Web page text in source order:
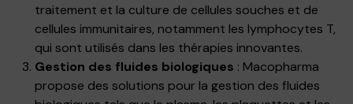
traitement et la culture de cellules souches et de
cellules immunitaires, notamment les lymphocytes T,
qui sont utilisés dans les thérapies innovantes.
Gestion des fluides biologiques : Macopharma
propose des solutions pour la gestion des fluides